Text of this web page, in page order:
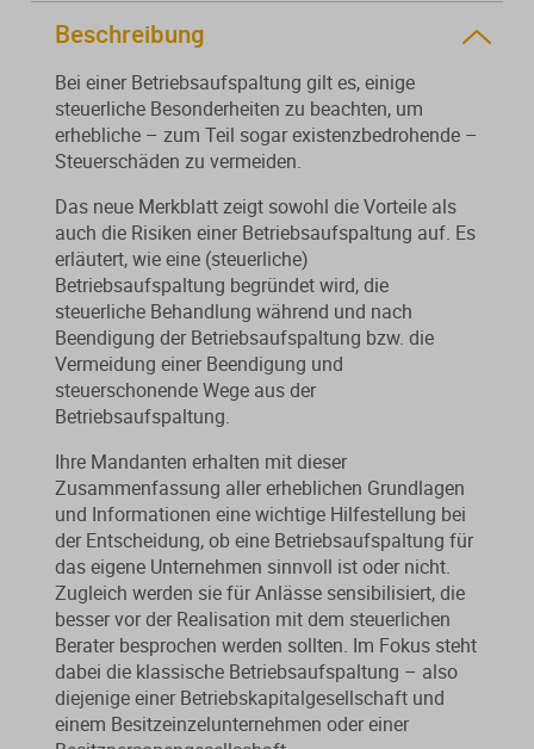
Beschreibung
Bei einer Betriebsaufspaltung gilt es, einige
steuerliche Besonderheiten zu beachten, um
erhebliche – zum Teil sogar existenzbedrohende –
Steuerschäden zu vermeiden.
Das neue Merkblatt zeigt sowohl die Vorteile als
auch die Risiken einer Betriebsaufspaltung auf. Es
erläutert, wie eine (steuerliche)
Betriebsaufspaltung begründet wird, die
steuerliche Behandlung während und nach
Beendigung der Betriebsaufspaltung bzw. die
Vermeidung einer Beendigung und
steuerschonende Wege aus der
Betriebsaufspaltung.
Ihre Mandanten erhalten mit dieser
Zusammenfassung aller erheblichen Grundlagen
und Informationen eine wichtige Hilfestellung bei
der Entscheidung, ob eine Betriebsaufspaltung für
das eigene Unternehmen sinnvoll ist oder nicht.
Zugleich werden sie für Anlässe sensibilisiert, die
besser vor der Realisation mit dem steuerlichen
Berater besprochen werden sollten. Im Fokus steht
dabei die klassische Betriebsaufspaltung – also
diejenige einer Betriebskapitalgesellschaft und
einem Besitzeinzelunternehmen oder einer